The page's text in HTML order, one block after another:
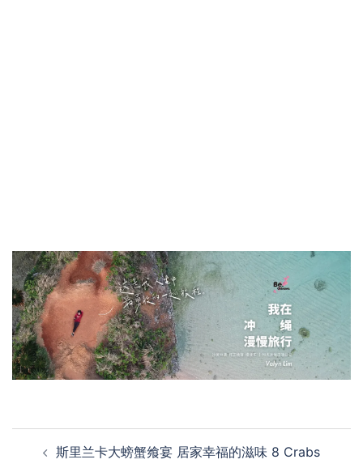
navigation
斯里兰卡大螃蟹飨宴 居家幸福的滋味 8 Crabs